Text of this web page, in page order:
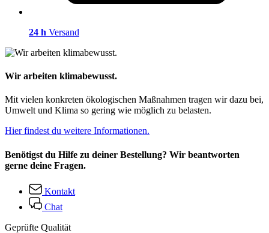
24 h Versand
Wir arbeiten klimabewusst.
Mit vielen konkreten ökologischen Maßnahmen tragen wir dazu bei,
Umwelt und Klima so gering wie möglich zu belasten.
Hier findest du weitere Informationen.
Benötigst du Hilfe zu deiner Bestellung? Wir beantworten
gerne deine Fragen.
Kontakt
Chat
Geprüfte Qualität